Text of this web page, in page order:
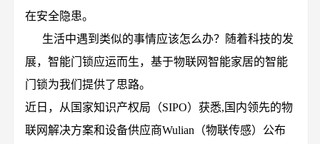
在安全隐患。
生活中遇到类似的事情应该怎么办？随着科技的发
展，智能门锁应运而生，基于物联网智能家居的智能
门锁为我们提供了思路。
近日，从国家知识产权局（SIPO）获悉,国内领先的物
联网解决方案和设备供应商Wulian（物联传感）公布